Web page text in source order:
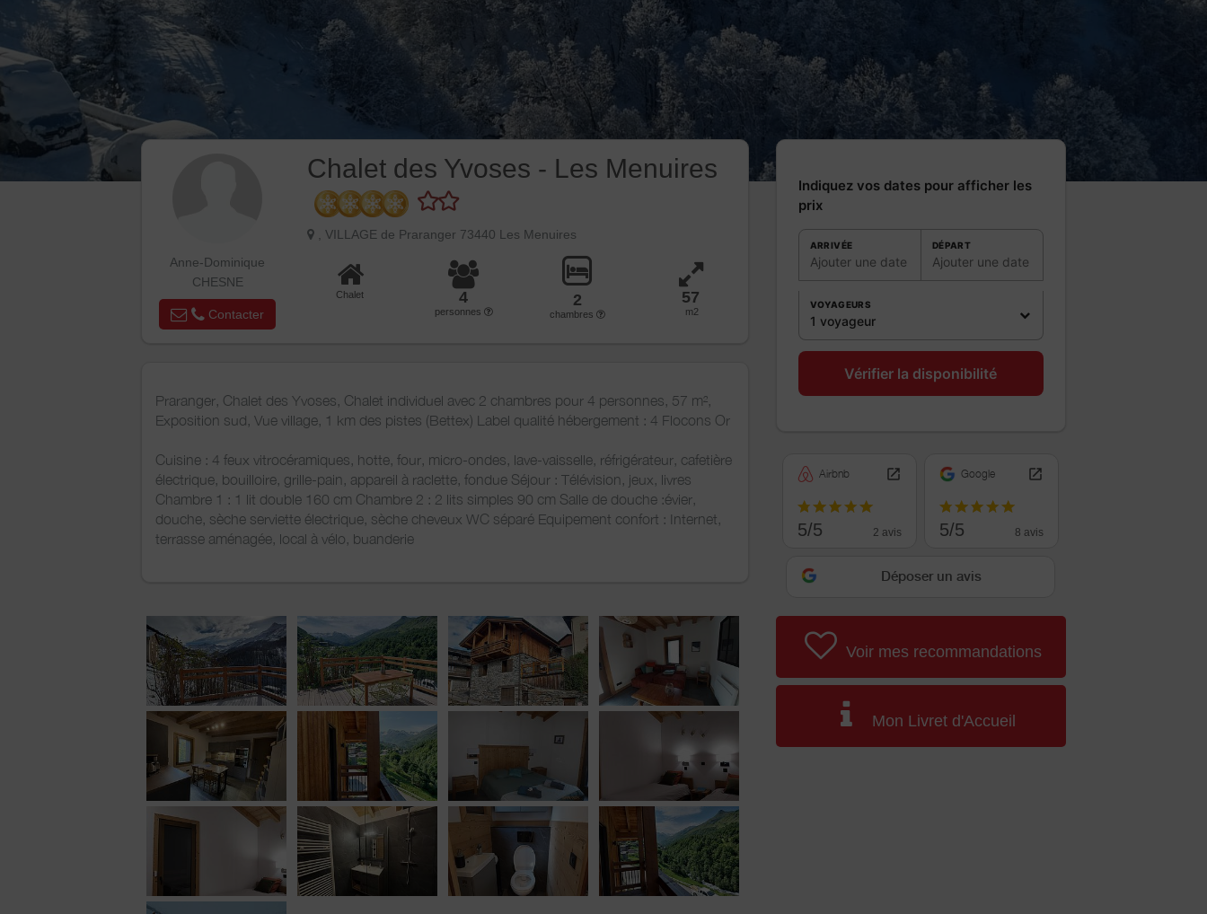
Anne-Dominique
CHESNE
Contacter
Chalet des Yvoses - Les Menuires
, VILLAGE de Praranger 73440 Les Menuires
Chalet 4
personnes
2
chambres
57
m2
Praranger, Chalet des Yvoses, Chalet individuel avec 2 chambres pour 4 personnes, 57 m²,
Exposition sud, Vue village, 1 km des pistes (Bettex) Label qualité hébergement : 4 Flocons Or
Cuisine : 4 feux vitrocéramiques, hotte, four, micro-ondes, lave-vaisselle, réfrigérateur, cafetière
électrique, bouilloire, grille-pain, appareil à raclette, fondue Séjour : Télévision, jeux, livres
Chambre 1 : 1 lit double 160 cm Chambre 2 : 2 lits simples 90 cm Salle de douche :évier,
douche, sèche serviette électrique, sèche cheveux WC séparé Equipement confort : Internet,
terrasse aménagée, local à vélo, buanderie
Indiquez vos dates pour afficher les
prix
ARRIVÉE
Ajouter une date
DÉPART
Ajouter une date
VOYAGEURS
1 voyageur
Vérifier la disponibilité
Airbnb
5/5 2 avis
Google
5/5 8 avis
Déposer un avis
Voir mes recommandations
Mon Livret d'Accueil